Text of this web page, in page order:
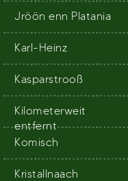
Jröön enn Platania
Karl-Heinz
Kasparstrooß
Kilometerweit
entfernt
Komisch
Kristallnaach